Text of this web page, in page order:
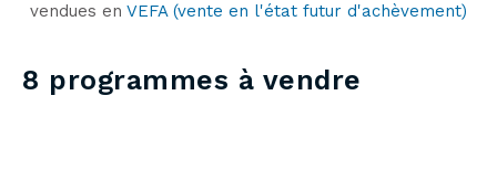
vendues en VEFA (vente en l'état futur d'achèvement)
8 programmes à vendre